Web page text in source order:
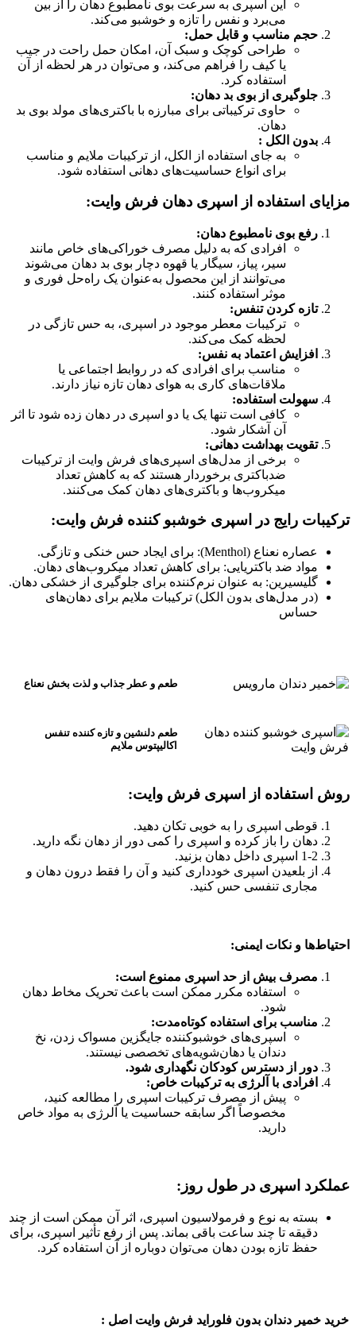
این اسپری به سرعت بوی نامطبوع دهان را از بین
می‌برد و نفس را تازه و خوشبو می‌کند.
حجم مناسب و قابل حمل:
طراحی کوچک و سبک آن، امکان حمل راحت در جیب
یا کیف را فراهم می‌کند، و می‌توان در هر لحظه از آن
استفاده کرد.
جلوگیری از بوی بد دهان:
حاوی ترکیباتی برای مبارزه با باکتری‌های مولد بوی بد
دهان.
بدون الکل :
به جای استفاده از الکل، از ترکیبات ملایم و مناسب
برای انواع حساسیت‌های دهانی استفاده شود.
مزایای استفاده از اسپری دهان فرش وایت:
رفع بوی نامطبوع دهان:
افرادی که به دلیل مصرف خوراکی‌های خاص مانند
سیر، پیاز، سیگار یا قهوه دچار بوی بد دهان می‌شوند
می‌توانند از این محصول به‌عنوان یک راه‌حل فوری و
موثر استفاده کنند.
تازه کردن تنفس:
ترکیبات معطر موجود در اسپری، به حس تازگی در
لحظه کمک می‌کند.
افزایش اعتماد به نفس:
مناسب برای افرادی که در روابط اجتماعی یا
ملاقات‌های کاری به هوای دهان تازه نیاز دارند.
سهولت استفاده:
کافی است تنها یک یا دو اسپری در دهان زده شود تا اثر
آن آشکار شود.
تقویت بهداشت دهانی:
برخی از مدل‌های اسپری‌های فرش وایت از ترکیبات
ضدباکتری برخوردار هستند که به کاهش تعداد
میکروب‌ها و باکتری‌های دهان کمک می‌کنند.
ترکیبات رایج در اسپری خوشبو کننده فرش وایت:
عصاره نعناع (Menthol): برای ایجاد حس خنکی و تازگی.
مواد ضد باکتریایی: برای کاهش تعداد میکروب‌های دهان.
گلیسیرین: به عنوان نرم‌کننده برای جلوگیری از خشکی دهان.
(در مدل‌های بدون الکل) ترکیبات ملایم برای دهان‌های
حساس
طعم و عطر جذاب و لذت بخش نعناع
طعم دلنشین و تازه کننده تنفس
اکالیپتوس ملایم
روش استفاده از اسپری فرش وایت:
قوطی اسپری را به خوبی تکان دهید.
دهان را باز کرده و اسپری را کمی دور از دهان نگه دارید.
1-2 اسپری داخل دهان بزنید.
از بلعیدن اسپری خودداری کنید و آن را فقط درون دهان و
مجاری تنفسی حس کنید.
احتیاط‌ها و نکات ایمنی:
مصرف بیش از حد اسپری ممنوع است:
استفاده مکرر ممکن است باعث تحریک مخاط دهان
شود.
مناسب برای استفاده کوتاه‌مدت:
اسپری‌های خوشبوکننده جایگزین مسواک زدن، نخ
دندان یا دهان‌شویه‌های تخصصی نیستند.
دور از دسترس کودکان نگهداری شود.
افرادی با آلرژی به ترکیبات خاص:
پیش از مصرف ترکیبات اسپری را مطالعه کنید،
مخصوصاً اگر سابقه حساسیت یا آلرژی به مواد خاص
دارید.
عملکرد اسپری در طول روز :
بسته به نوع و فرمولاسیون اسپری، اثر آن ممکن است از چند
دقیقه تا چند ساعت باقی بماند. پس از رفع تأثیر اسپری، برای
حفظ تازه بودن دهان می‌توان دوباره از آن استفاده کرد.
خرید خمیر دندان بدون فلوراید فرش وایت اصل :